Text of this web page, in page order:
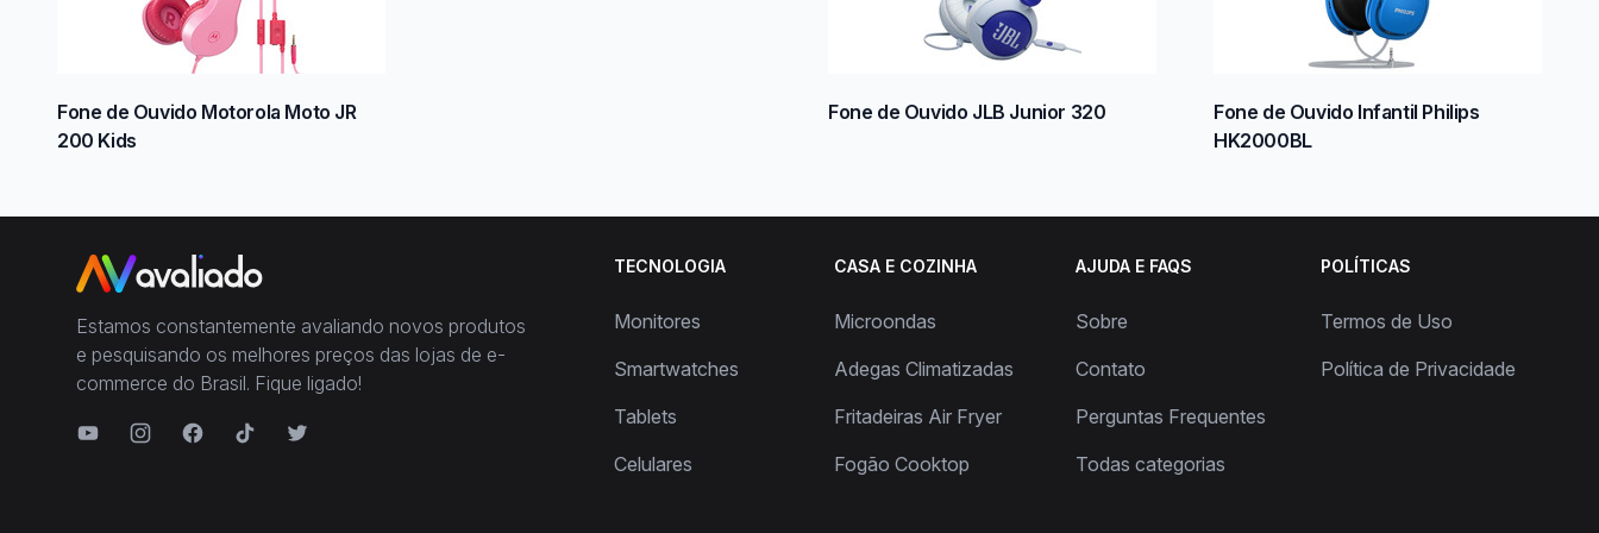
Fone de Ouvido Motorola Moto JR
200 Kids
Fone de Ouvido JLB Junior 320
Fone de Ouvido Infantil Philips
HK2000BL
Estamos constantemente avaliando novos produtos
e pesquisando os melhores preços das lojas de e-
commerce do Brasil. Fique ligado!
TECNOLOGIA
Monitores
Smartwatches
Tablets
Celulares
CASA E COZINHA
Microondas
Adegas Climatizadas
Fritadeiras Air Fryer
Fogão Cooktop
AJUDA E FAQS
Sobre
Contato
Perguntas Frequentes
Todas categorias
POLÍTICAS
Termos de Uso
Política de Privacidade